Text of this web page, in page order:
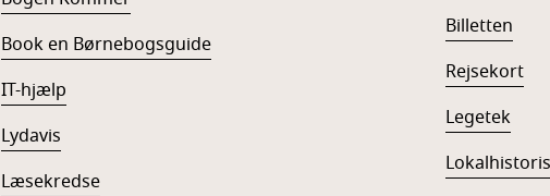
Book en Børnebogsguide
IT-hjælp
Lydavis
Læsekredse
Billetten
Rejsekort
Legetek